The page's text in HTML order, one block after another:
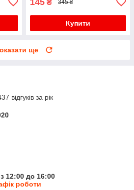
₴ 345 ₴
Купити
ще
відгуків за рік
12:00 до 16:00
роботи